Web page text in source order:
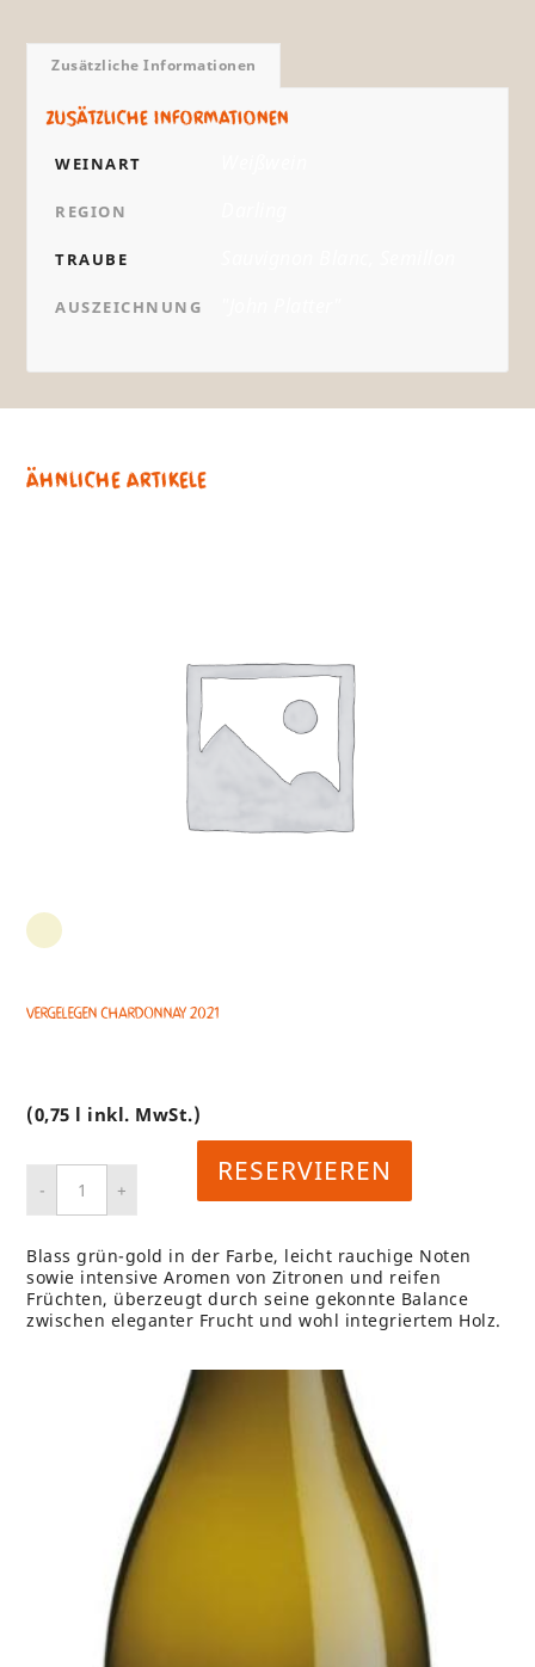
Zusätzliche Informationen
Zusätzliche Informationen
WEINART
REGION
TRAUBE
AUSZEICHNUNG
Ähnliche Artikele
Vergelegen Chardonnay 2021
(0,75 l inkl. MwSt.)
RESERVIEREN
Blass grün-gold in der Farbe, leicht rauchige Noten
sowie intensive Aromen von Zitronen und reifen
Früchten, überzeugt durch seine gekonnte Balance
zwischen eleganter Frucht und wohl integriertem Holz.